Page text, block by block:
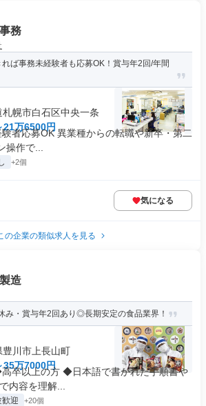
務
ば事務未経験者も応募OK！賞与年2回/年間
幌市白石区中央一条
21万6500円
者応募OK 異業種からの転職や新卒・第二
操作で...
+2個
気になる
の企業の類似求人を見る
造
み・賞与年2回あり◎長期安定の食品業界！
川市上長山町
35万7000円
卒以上の方 ◆日本語で書かれた手順書や
内容を理解...
迎 +20個